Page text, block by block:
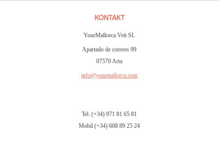
KONTAKT
YourMallorca Veit SL
Apartado de correos 99
07570 Arta
info@yourmallorca.com
Tel. (+34) 971 81 65 81
Mobil (+34) 608 89 25 24